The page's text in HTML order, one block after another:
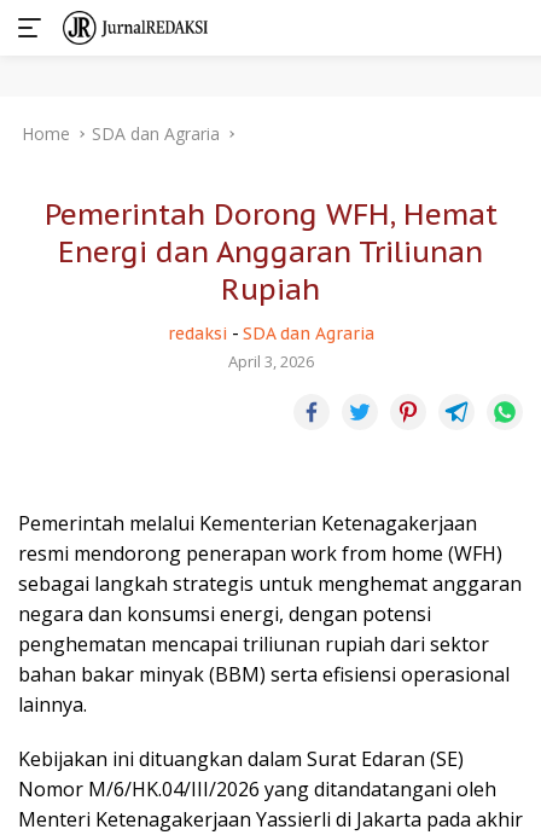
Home SDA dan Agraria
Pemerintah Dorong WFH, Hemat
Energi dan Anggaran Triliunan
Rupiah
redaksi - SDA dan Agraria
April 3, 2026
Pemerintah melalui Kementerian Ketenagakerjaan
resmi mendorong penerapan work from home (WFH)
sebagai langkah strategis untuk menghemat anggaran
negara dan konsumsi energi, dengan potensi
penghematan mencapai triliunan rupiah dari sektor
bahan bakar minyak (BBM) serta efisiensi operasional
lainnya.
Kebijakan ini dituangkan dalam Surat Edaran (SE)
Nomor M/6/HK.04/III/2026 yang ditandatangani oleh
Menteri Ketenagakerjaan Yassierli di Jakarta pada akhir